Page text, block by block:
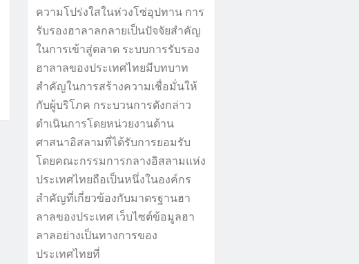
ความโปร่งใสในห่วงโซ่อุปทาน การ
รับรองฮาลาลกลายเป็นปัจจัยสำคัญ
ในการเข้าสู่ตลาด ระบบการรับรอง
ฮาลาลของประเทศไทยมีบทบาท
สำคัญในการสร้างความเชื่อมั่นให้
กับผู้บริโภค กระบวนการดังกล่าว
ดำเนินการโดยหน่วยงานด้าน
ศาสนาอิสลามที่ได้รับการยอมรับ
โดยคณะกรรมการกลางอิสลามแห่ง
ประเทศไทยถือเป็นหนึ่งในองค์กร
สำคัญที่เกี่ยวข้องกับมาตรฐานฮา
ลาลของประเทศ เว็บไซต์ข้อมูลฮา
ลาลอย่างเป็นทางการของ
ประเทศไทยที่